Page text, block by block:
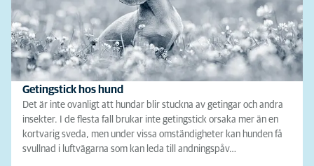
Getingstick hos hund
Det är inte ovanligt att hundar blir stuckna av getingar och andra
insekter. I de flesta fall brukar inte getingstick orsaka mer än en
kortvarig sveda, men under vissa omständigheter kan hunden få
svullnad i luftvägarna som kan leda till andningspåv…